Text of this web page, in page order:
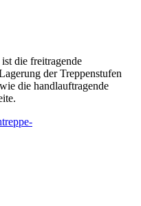
die freitragende
der Treppenstufen
die handlauftragende